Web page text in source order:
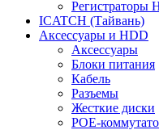
Регистраторы
ICATCH (Тайвань)
Аксессуары и HDD
Аксессуары
Блоки питания
Кабель
Разъемы
Жесткие диски
POE-